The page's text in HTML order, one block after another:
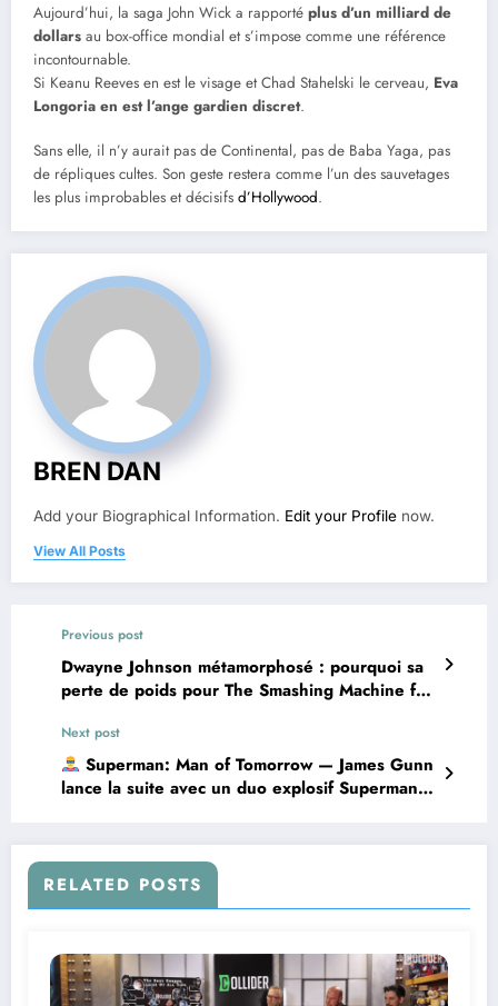
Aujourd’hui, la saga John Wick a rapporté plus d’un milliard de
dollars au box-office mondial et s’impose comme une référence
incontournable.
Si Keanu Reeves en est le visage et Chad Stahelski le cerveau, Eva
Longoria en est l’ange gardien discret.
Sans elle, il n’y aurait pas de Continental, pas de Baba Yaga, pas
de répliques cultes. Son geste restera comme l’un des sauvetages
les plus improbables et décisifs d’Hollywood.
BREN DAN
Add your Biographical Information. Edit your Profile now.
View All Posts
Previous post
Dwayne Johnson métamorphosé : pourquoi sa
perte de poids pour The Smashing Machine fait
Next post
Superman: Man of Tomorrow — James Gunn
lance la suite avec un duo explosif Superman /
RELATED POSTS